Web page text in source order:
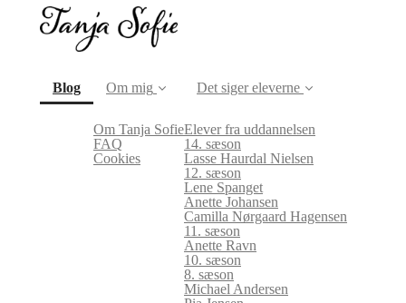
Blog(current)
Om mig
Om Tanja Sofie
FAQ
Cookies
Det siger eleverne
Elever fra uddannelsen
14. sæson
Lasse Haurdal Nielsen
12. sæson
Lene Spanget
Anette Johansen
Camilla Nørgaard Hagensen
11. sæson
Anette Ravn
10. sæson
8. sæson
Michael Andersen